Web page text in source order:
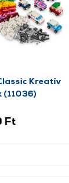
Kreatív
(11036)
Ft